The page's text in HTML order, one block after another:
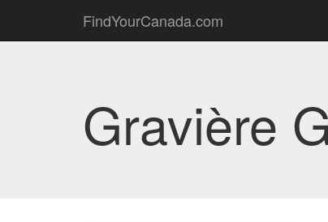
FindYourCanada.com
Gravière